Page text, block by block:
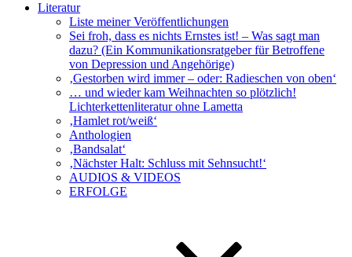
Literatur
Liste meiner Veröffentlichungen
Sei froh, dass es nichts Ernstes ist! – Was sagt man
dazu? (Ein Kommunikationsratgeber für Betroffene
von Depression und Angehörige)
‚Gestorben wird immer – oder: Radieschen von oben‘
… und wieder kam Weihnachten so plötzlich!
Lichterkettenliteratur ohne Lametta
‚Hamlet rot/weiß‘
Anthologien
‚Bandsalat‘
‚Nächster Halt: Schluss mit Sehnsucht!‘
AUDIOS & VIDEOS
ERFOLGE